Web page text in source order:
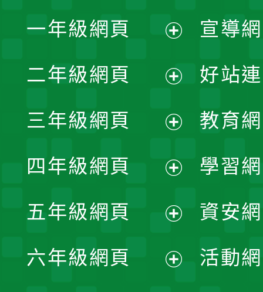
一年級網頁
開
選
單
二年級網頁
開
選
單
三年級網頁
開
選
單
四年級網頁
開
選
五年級網頁
開
六年級網頁
宣導
好站
教育
學習
資安
活動